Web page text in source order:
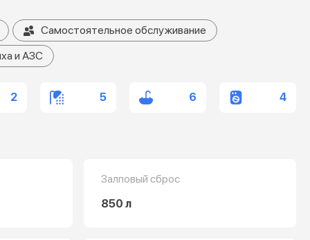
Самостоятельное обслуживание
и АЗС
2 5 6 4
Залповый сброс
850 л